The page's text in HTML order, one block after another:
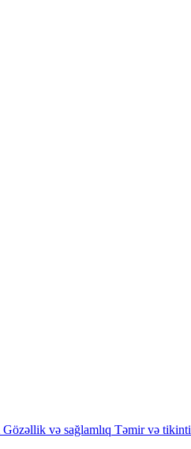
Gözəllik və sağlamlıq Təmir və tikinti